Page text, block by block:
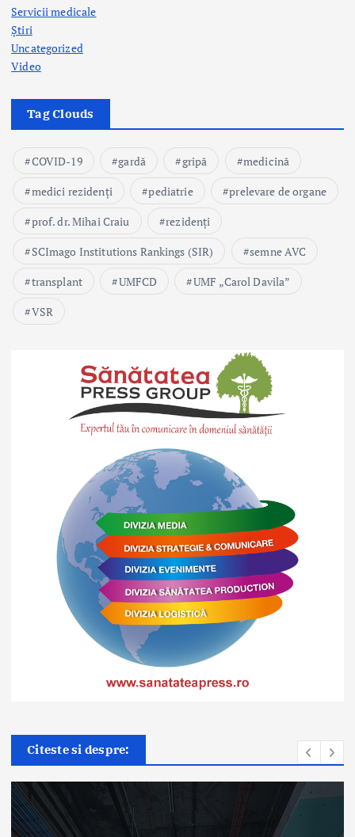
Servicii medicale
Știri
Uncategorized
Video
Tag Clouds
COVID-19 gardă gripă
medicină
medici rezidenți
pediatrie
prelevare de organe
prof. dr. Mihai Craiu
rezidenți
SCImago Institutions Rankings (SIR)
semne AVC
transplant
UMFCD
UMF „Carol Davila”
VSR
Citeste si despre: